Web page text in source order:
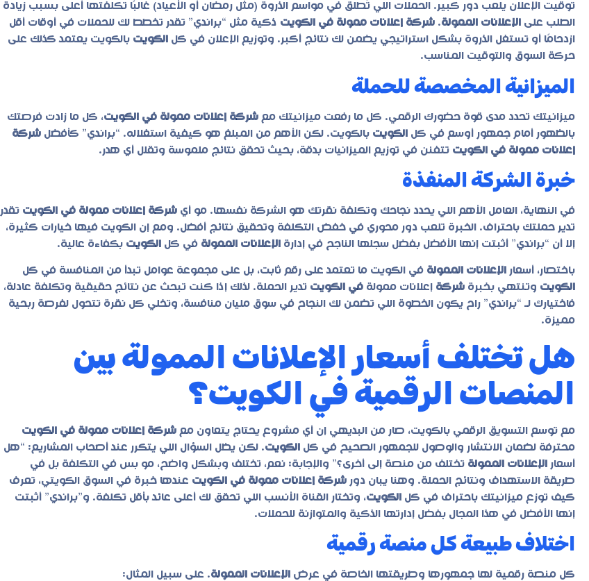
توقيت الإعلان يلعب دور كبير. الحملات اللي تُطلق في مواسم الذروة (مثل رمضان أو الأعياد) غالبًا تكلفتها أعلى بسبب زيادة
الطلب على الإعلانات الممولة. شركة إعلانات ممولة في الكويت ذكية مثل “براندي” تقدر تخطط لك للحملات في أوقات أقل
ازدحامًا أو تستغل الذروة بشكل استراتيجي يضمن لك نتائج أكبر. وتوزيع الإعلان في كل الكويت بالكويت يعتمد كذلك على
حركة السوق والتوقيت المناسب.
الميزانية المخصصة للحملة
ميزانيتك تحدد مدى قوة حضورك الرقمي. كل ما رفعت ميزانيتك مع شركة إعلانات ممولة في الكويت، كل ما زادت فرصتك
بالظهور أمام جمهور أوسع في كل الكويت بالكويت. لكن الأهم من المبلغ هو كيفية استغلاله. “براندي” كأفضل شركة
إعلانات ممولة في الكويت تتفنن في توزيع الميزانيات بدقة، بحيث تحقق نتائج ملموسة وتقلل أي هدر.
خبرة الشركة المنفذة
في النهاية، العامل الأهم اللي يحدد نجاحك وتكلفة نقرتك هو الشركة نفسها. مو أي شركة إعلانات ممولة في الكويت تقدر
تدير حملتك باحتراف. الخبرة تلعب دور محوري في خفض التكلفة وتحقيق نتائج أفضل. ومع إن الكويت فيها خيارات كثيرة،
إلا أن “براندي” أثبتت إنها الأفضل بفضل سجلها الناجح في إدارة الإعلانات الممولة في كل الكويت بكفاءة عالية.
باختصار، أسعار الإعلانات الممولة في الكويت ما تعتمد على رقم ثابت، بل على مجموعة عوامل تبدأ من المنافسة في كل
الكويت وتنتهي بخبرة شركة إعلانات ممولة في الكويت تدير الحملة. لذلك إذا كنت تبحث عن نتائج حقيقية وتكلفة عادلة،
فاختيارك لـ “براندي” راح يكون الخطوة اللي تضمن لك النجاح في سوق مليان منافسة، وتخلي كل نقرة تتحول لفرصة ربحية
مميزة.
هل تختلف أسعار الإعلانات الممولة بين
المنصات الرقمية في الكويت؟
مع توسع التسويق الرقمي بالكويت، صار من البديهي إن أي مشروع يحتاج يتعاون مع شركة إعلانات ممولة في الكويت
محترفة لضمان الانتشار والوصول للجمهور الصحيح في كل الكويت. لكن يظل السؤال اللي يتكرر عند أصحاب المشاريع: “هل
أسعار الإعلانات الممولة تختلف من منصة إلى أخرى؟” والإجابة: نعم، تختلف وبشكل واضح، مو بس في التكلفة بل في
طريقة الاستهداف ونتائج الحملة. وهنا يبان دور شركة إعلانات ممولة في الكويت عندها خبرة في السوق الكويتي، تعرف
كيف توزع ميزانيتك باحتراف في كل الكويت، وتختار القناة الأنسب اللي تحقق لك أعلى عائد بأقل تكلفة. و”براندي” أثبتت
إنها الأفضل في هذا المجال بفضل إدارتها الذكية والمتوازنة للحملات.
اختلاف طبيعة كل منصة رقمية
كل منصة رقمية لها جمهورها وطريقتها الخاصة في عرض الإعلانات الممولة. على سبيل المثال: